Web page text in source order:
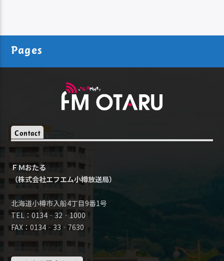
Pages
Contact
ＦＭおたる
（株式会社エフエム小樽放送局）
北海道小樽市入船4丁目9番1号
TEL：0134‐32‐1000
FAX：0134‐33‐7630